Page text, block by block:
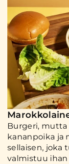
Burgeri, mutta
kananpoika ja
sellaisen, joka
valmistuu